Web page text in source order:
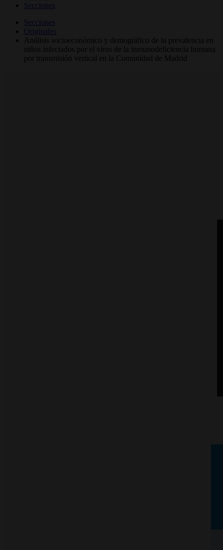
Secciones
Secciones
Originales
Análisis socioeconómico y demográfico de la prevalencia en
niños infectados por el virus de la inmunodeficiencia humana
por transmisión vertical en la Comunidad de Madrid